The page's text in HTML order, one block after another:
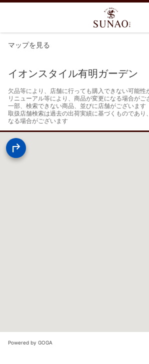
マップを見る
イオンスタイル有明ガーデン
欠品等により、店舗に行っても購入できない可能性
リニューアル等により、商品が変更になる場合がご
一部、検索できない商品、並びに店舗がございます
取扱店舗検索は過去の出荷実績に基づくものであり
なる場合がございます
Powered by GOGA